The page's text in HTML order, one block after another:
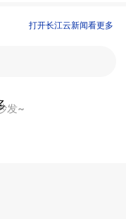
打开长江云新闻看更多
发~